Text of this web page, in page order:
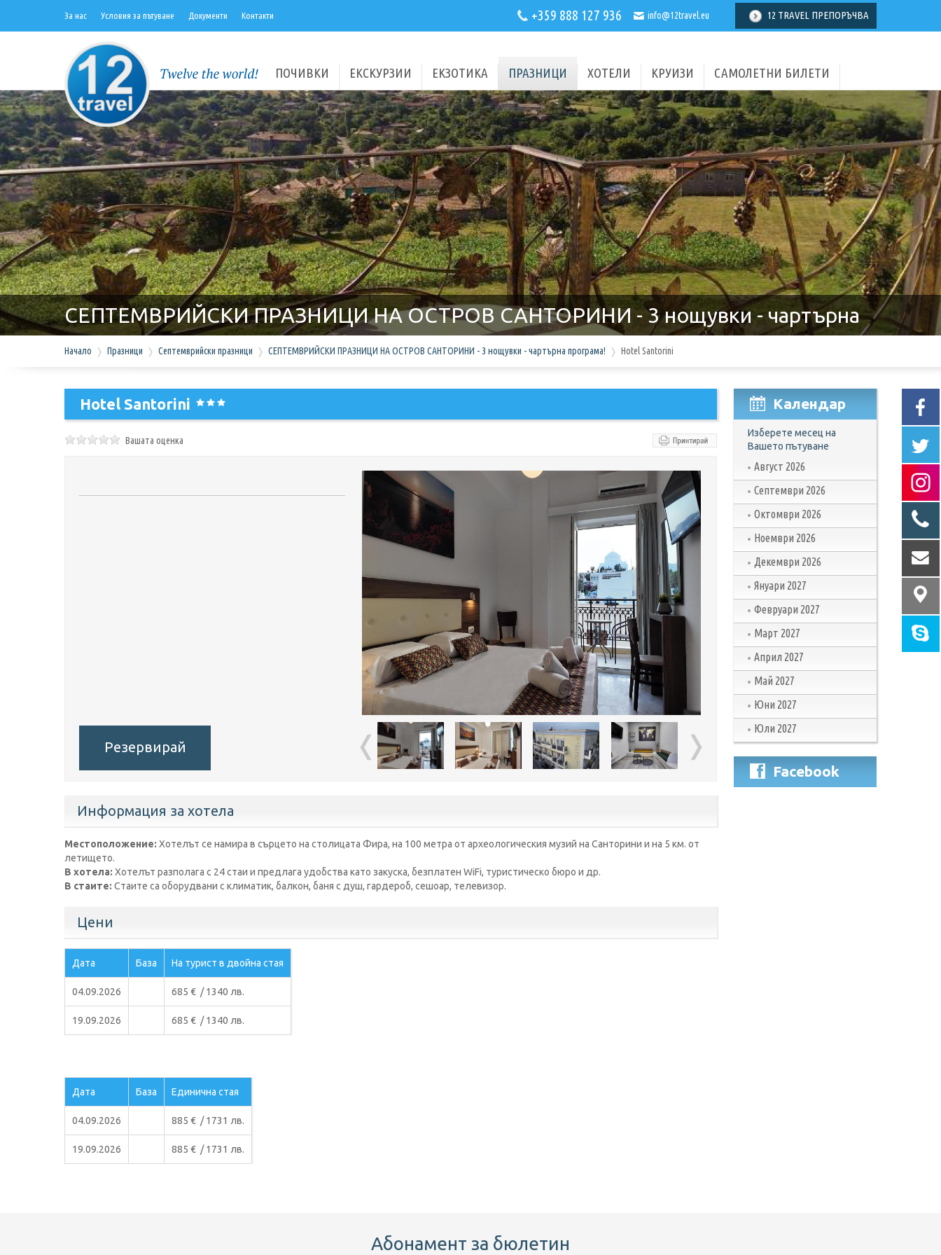
За нас Условия за пътуване Документи Контакти 12 TRAVEL ПРЕПОРЪЧВА
info@12travel.eu
+359 888 127 936
ПОЧИВКИ ЕКСКУРЗИИ ЕКЗОТИКА ПРАЗНИЦИ ХОТЕЛИ КРУИЗИ САМОЛЕТНИ БИЛЕТИ
СЕПТЕМВРИЙСКИ ПРАЗНИЦИ НА ОСТРОВ САНТОРИНИ - 3 нощувки - чартърна
програма!
Начало Празници Септемврийски празници СЕПТЕМВРИЙСКИ ПРАЗНИЦИ НА ОСТРОВ САНТОРИНИ - 3 нощувки - чартърна програма! Hotel Santorini
Hotel Santorini
Вашата оценка
Резервирай
Информация за хотела
Местоположение: Хотелът се намира в сърцето на столицата Фира, на 100 метра от археологическия музий на Санторини и на 5 км. от
летището.
В хотела: Хотелът разполага с 24 стаи и предлага удобства като закуска, безплатен WiFi, туристическо бюро и др.
В стаите: Стаите са оборудвани с климатик, балкон, баня с душ, гардероб, сешоар, телевизор.
Цени
Дата База На турист в двойна стая
04.09.2026 685 € / 1340 лв.
19.09.2026 685 € / 1340 лв.
Дата База Единична стая
04.09.2026 885 € / 1731 лв.
19.09.2026 885 € / 1731 лв.
Календар
Изберете месец на
Вашето пътуване
Август 2026
Септември 2026
Октомври 2026
Ноември 2026
Декември 2026
Януари 2027
Февруари 2027
Март 2027
Април 2027
Май 2027
Юни 2027
Юли 2027
Facebook
Абонамент за бюлетин